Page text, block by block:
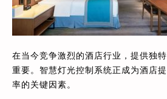
在当今竞争激烈的酒店行业，提供独
重要。智慧灯光控制系统正成为酒店
率的关键因素。